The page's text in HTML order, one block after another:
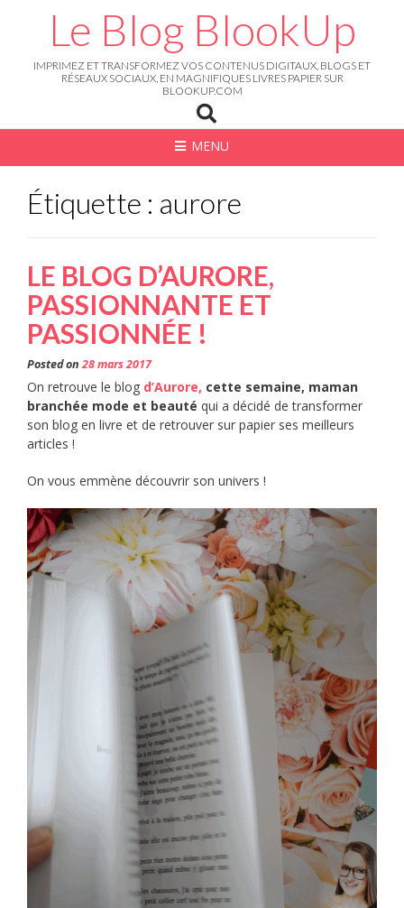
Le Blog BlookUp
IMPRIMEZ ET TRANSFORMEZ VOS CONTENUS DIGITAUX, BLOGS ET
RÉSEAUX SOCIAUX, EN MAGNIFIQUES LIVRES PAPIER SUR
BLOOKUP.COM
MENU
Étiquette : aurore
LE BLOG D’AURORE,
PASSIONNANTE ET
PASSIONNÉE !
Posted on28 mars 2017
On retrouve le blog d’Aurore, cette semaine, maman
branchée mode et beauté qui a décidé de transformer
son blog en livre et de retrouver sur papier ses meilleurs
articles !
On vous emmène découvrir son univers !